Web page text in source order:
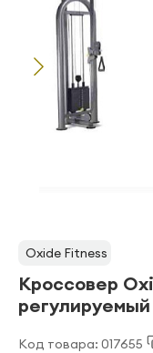
Oxide Fitness
Кроссовер
регулируемый
Код товара: 017655